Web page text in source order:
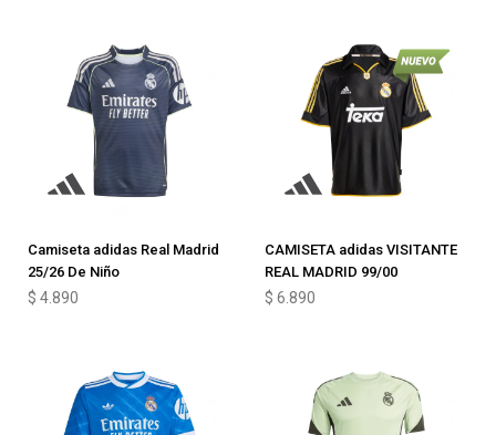
Camiseta adidas Real Madrid
25/26 De Niño
$ 4.890
CAMISETA adidas VISITANTE
REAL MADRID 99/00
$ 6.890